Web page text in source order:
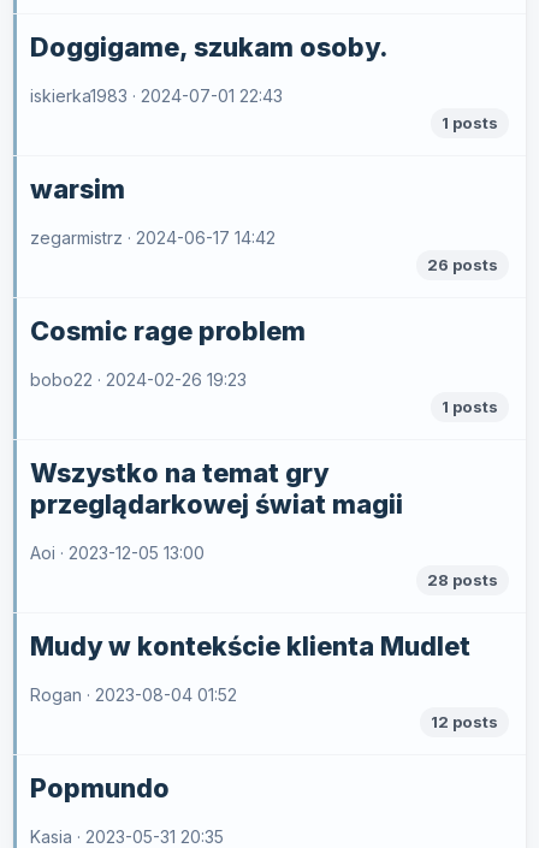
Doggigame, szukam osoby.
iskierka1983 · 2024-07-01 22:43
1 posts
warsim
zegarmistrz · 2024-06-17 14:42
26 posts
Cosmic rage problem
bobo22 · 2024-02-26 19:23
1 posts
Wszystko na temat gry
przeglądarkowej świat magii
Aoi · 2023-12-05 13:00
28 posts
Mudy w kontekście klienta Mudlet
Rogan · 2023-08-04 01:52
12 posts
Popmundo
Kasia · 2023-05-31 20:35